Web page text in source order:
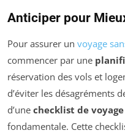
Anticiper pour
Pour assurer un voyage
commencer par une
réservation des vols et
d’éviter les désagréments
d’une checklist de voyage
fondamentale. Cette